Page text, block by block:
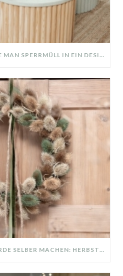
DIY UPCYLING IDEE: WIE MAN SPERRMÜLL IN EIN DESIGNER TEIL VERWANDELT
KRANZ AUS WILDEN KARDE SELBER MACHEN: HERBSTDEKO GANZ EINFACH